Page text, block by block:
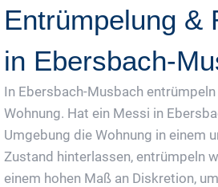
Entrümpelung &
in Ebersbach-
In Ebersbach-Musbach
Wohnung. Hat ein Messi in
Umgebung die Wohnung in einem
Zustand hinterlassen, entrümpeln
einem hohen Maß an Diskretion,